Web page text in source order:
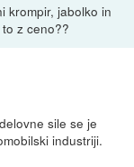
krompir, jabolko in
z ceno??
sile se je
industriji.